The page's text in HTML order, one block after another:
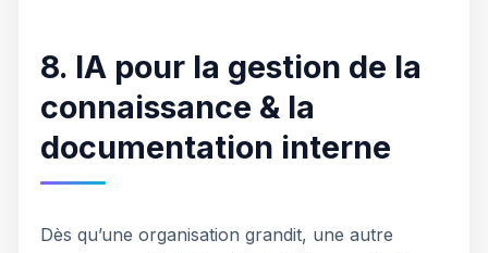
8. IA pour la gestion de la
connaissance & la
documentation interne
Dès qu’une organisation grandit, une autre